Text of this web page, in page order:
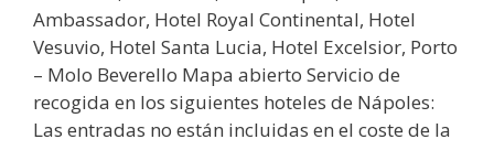
Ambassador, Hotel Royal Continental, Hotel
Vesuvio, Hotel Santa Lucia, Hotel Excelsior, Porto
– Molo Beverello Mapa abierto Servicio de
recogida en los siguientes hoteles de Nápoles:
Las entradas no están incluidas en el coste de la